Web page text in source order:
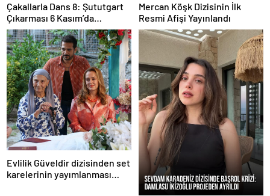
Çakallarla Dans 8: Şututgart
Çıkarması 6 Kasım’da
Sinemalarda
Mercan Köşk Dizisinin İlk
Resmi Afişi Yayınlandı
Evlilik Güveldir dizisinden set
karelerinin yayımlanması